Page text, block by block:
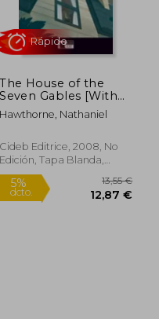
5%
The House of the
Seven Gables [With
CD (Audio)] (en
Inglés)
Hawthorne, Nathaniel
Cideb Editrice, 2008, No
Edición, Tapa Blanda,
Nuevo